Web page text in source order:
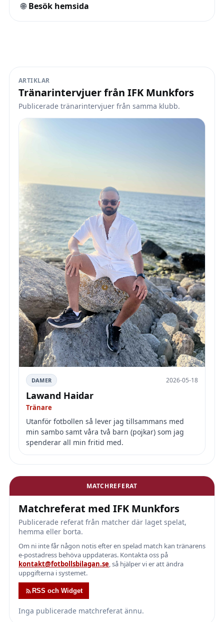
🌐 Besök hemsida
ARTIKLAR
Tränarintervjuer från IFK Munkfors
Publicerade tränarintervjuer från samma klubb.
DAMER 2026-05-18
Lawand Haidar
Tränare
Utanför fotbollen så lever jag tillsammans med
min sambo samt våra två barn (pojkar) som jag
spenderar all min fritid med.
MATCHREFERAT
Matchreferat med IFK Munkfors
Publicerade referat från matcher där laget spelat,
hemma eller borta.
Om ni inte får någon notis efter en spelad match kan tränarens
e-postadress behöva uppdateras. Kontakta oss på
kontakt@fotbollsbilagan.se, så hjälper vi er att ändra
uppgifterna i systemet.
RSS och Widget
Inga publicerade matchreferat ännu.